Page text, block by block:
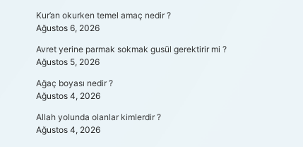
Kur’an okurken temel amaç nedir ?
Ağustos 6, 2026
Avret yerine parmak sokmak gusül gerektirir mi ?
Ağustos 5, 2026
Ağaç boyası nedir ?
Ağustos 4, 2026
Allah yolunda olanlar kimlerdir ?
Ağustos 4, 2026